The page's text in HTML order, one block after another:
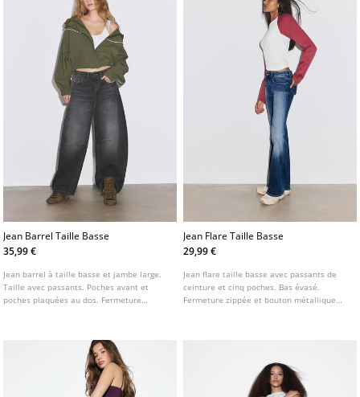
Jean Barrel Taille Basse
35,99 €
Jean barrel à taille basse et jambe large.
Taille avec passants. Poches avant et
poches plaquées au dos. Fermeture
Jean Flare Taille Basse
29,99 €
Jean flare taille basse avec passants de
ceinture et cinq poches. Bas évasé.
Fermeture zippée et bouton métallique